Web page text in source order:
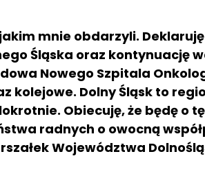
mnie obdarzyli.
Śląska oraz kontynuację
Nowego Szpitala
Dolny Śląsk to
Obiecuję, że będę o
radnych o owocną
Województwa